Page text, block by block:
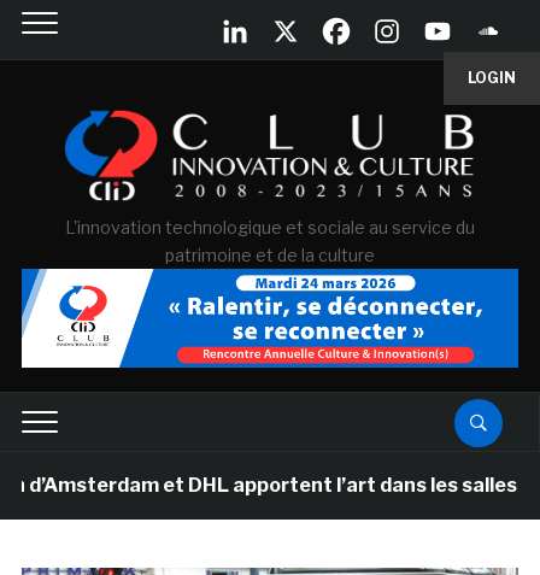
LOGIN
L'innovation technologique et sociale au service du
patrimoine et de la culture
et DHL apportent l’art dans les salles de